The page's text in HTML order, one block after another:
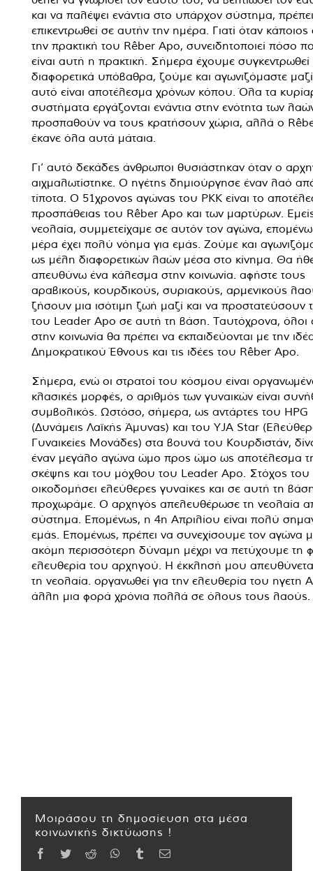
και να παλέψει ενάντια στο υπάρχον σύστημα,
επικεντρωθεί σε αυτήν την ημέρα. Γιατί όταν
την πρακτική του Rêber Apo, συνειδητοποιεί πόσο
είναι αυτή η πρακτική. Σήμερα έχουμε
διαφορετικά υπόβαθρα, ζούμε και αγωνιζόμαστε
αυτό είναι αποτέλεσμα χρόνων κόπου. Όλα τα
συστήματα εργάζονται ενάντια στην ενότητα των
προσπαθούν να τους κρατήσουν χώρια, αλλά ο
έκανε όλα αυτά μάταια.
Γι’ αυτό δεκάδες άνθρωποι θυσιάστηκαν όταν ο
αιχμαλωτίστηκε. Ο ηγέτης δημιούργησε έναν λαό
τίποτα. Ο 51χρονος αγώνας του PKK είναι το
προσπάθειας του Rêber Apo και των μαρτύρων.
νεολαία, συμμετείχαμε σε αυτόν τον αγώνα,
μέρα έχει πολύ νόημα για εμάς. Ζούμε και
ως μέλη διαφορετικών λαών μέσα στο κίνημα. Θα
απευθύνω ένα κάλεσμα στην κοινωνία. αφήστε τους
αραβικούς, κουρδικούς, συριακούς, αρμενικούς
ζήσουν μια ισότιμη ζωή μαζί και να προστατεύσουν
του Leader Apo σε αυτή τη βάση. Ταυτόχρονα, όλοι
στην κοινωνία θα πρέπει να εκπαιδεύονται με την
Δημοκρατικού Έθνους και τις ιδέες του Rêber Apo.
Σήμερα, ενώ οι στρατοί του κόσμου είναι
κλασικές μορφές, ο αριθμός των γυναικών είναι
συμβολικός. Ωστόσο, σήμερα, ως αντάρτες του HPG
(Δυνάμεις Λαϊκής Άμυνας) και του YJA Star
Γυναικείες Μονάδες) στα βουνά του Κουρδιστάν,
έναν μεγάλο αγώνα ώμο προς ώμο ως αποτέλεσμα
σκέψης και του μόχθου του Leader Apo. Στόχος του
οικοδομήσει ελεύθερες γυναίκες και σε αυτή τη
προχωράμε. Ο αρχηγός απελευθέρωσε τη νεολαία
σύστημα. Επομένως, η 4η Απριλίου είναι πολύ
εμάς. Επομένως, πρέπει να συνεχίσουμε τον αγώνα
ακόμη περισσότερη δύναμη μέχρι να πετύχουμε τη
ελευθερία του αρχηγού. Η έκκλησή μου
τη νεολαία. οργανωθεί για την ελευθερία του ηγετη
άλλη μια φορά χρόνια πολλά σε όλους τους λαούς.
Μοιράσου τη δημοσίευση στα μέσα
κοινωνικής δικτύωσης !
Facebook
TwitterReddit WhatsApp
TumblrEmail